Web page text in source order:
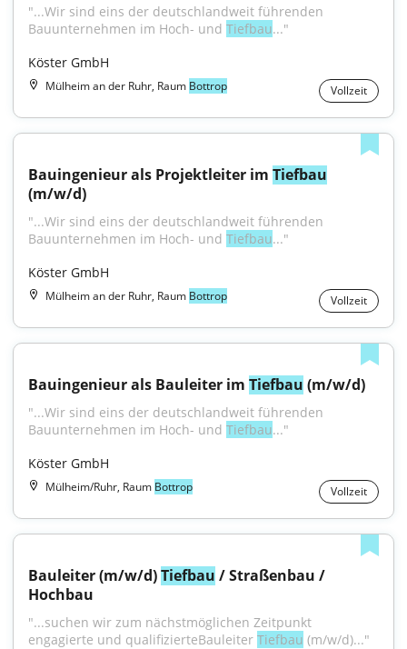
"...Wir sind eins der deutschlandweit führenden
Bauunternehmen im Hoch- und Tiefbau..."
Köster GmbH
Mülheim an der Ruhr, Raum Bottrop Vollzeit
Bauingenieur als Projektleiter im Tiefbau
(m/w/d)
"...Wir sind eins der deutschlandweit führenden
Bauunternehmen im Hoch- und Tiefbau..."
Köster GmbH
Mülheim an der Ruhr, Raum Bottrop Vollzeit
Bauingenieur als Bauleiter im Tiefbau (m/w/d)
"...Wir sind eins der deutschlandweit führenden
Bauunternehmen im Hoch- und Tiefbau..."
Köster GmbH
Mülheim/Ruhr, Raum Bottrop Vollzeit
Bauleiter (m/w/d) Tiefbau / Straßenbau /
Hochbau
"...suchen wir zum nächstmöglichen Zeitpunkt
engagierte und qualifizierteBauleiter Tiefbau (m/w/d)..."